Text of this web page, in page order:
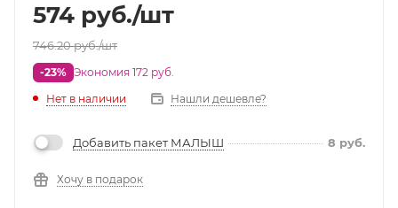
574 руб./шт
746.20руб./шт
-23% Экономия 172 руб.
Нет в наличии
Нашли дешевле?
Добавить пакет МАЛЫШ 8 руб.
Хочу в подарок